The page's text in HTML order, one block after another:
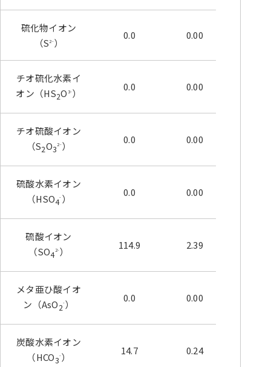
硫化物イオン
（S2-）
0.0 0.00
チオ硫化水素イ
オン（HS2O 3-）
0.0 0.00
チオ硫酸イオン
（S2O32-）
0.0 0.00
硫酸水素イオン
（HSO4-）
0.0 0.00
硫酸イオン
（SO42-）
114.9 2.39
メタ亜ひ酸イオ
ン（AsO2-）
0.0 0.00
炭酸水素イオン
（HCO3-）
14.7 0.24